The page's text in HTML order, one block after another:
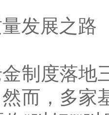
发展之路
制度落地
而，多家